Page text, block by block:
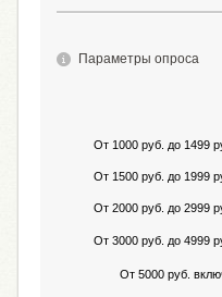
Параметры опроса
От 1000 руб. до 1499
От 1500 руб. до 1999
От 2000 руб. до 2999
От 3000 руб. до 4999
От 5000 руб.